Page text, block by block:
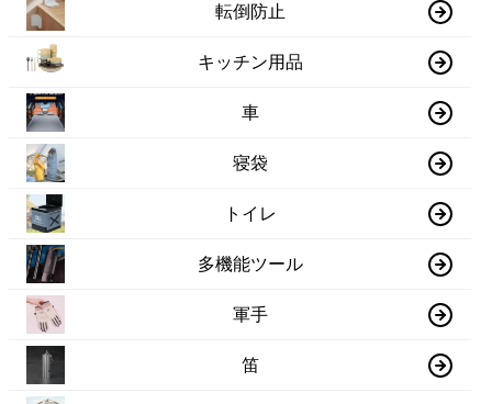
転倒防止
キッチン用品
車
寝袋
トイレ
多機能ツール
軍手
笛